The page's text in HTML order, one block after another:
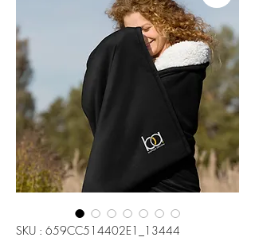
SKU : 659CC514402E1_13444